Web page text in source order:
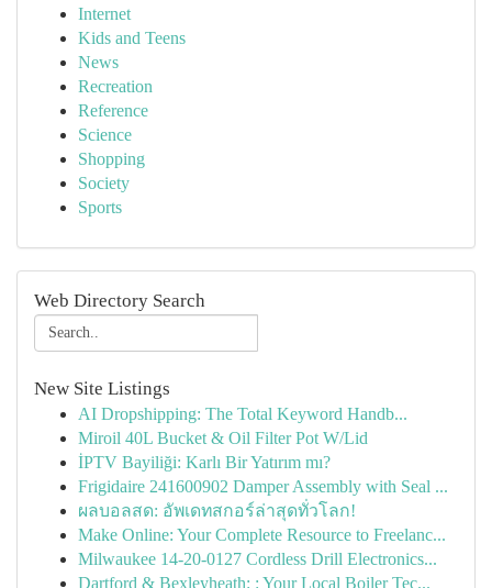
Internet
Kids and Teens
News
Recreation
Reference
Science
Shopping
Society
Sports
Web Directory Search
New Site Listings
AI Dropshipping: The Total Keyword Handb...
Miroil 40L Bucket & Oil Filter Pot W/Lid
İPTV Bayiliği: Karlı Bir Yatırım mı?
Frigidaire 241600902 Damper Assembly with Seal ...
ผลบอลสด: อัพเดทสกอร์ล่าสุดทั่วโลก!
Make Online: Your Complete Resource to Freelanc...
Milwaukee 14-20-0127 Cordless Drill Electronics...
Dartford & Bexleyheath: : Your Local Boiler Tec...